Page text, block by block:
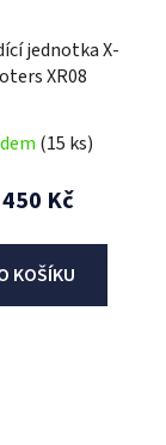
jednotka X-
XR08
(15 ks)
Kč
KOŠÍKU